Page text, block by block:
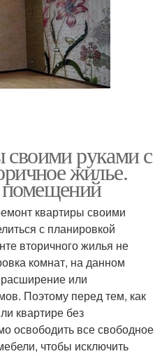
своими руками с
жилье.
квартиры своими
с планировкой
вторичного жилья не
комнат, на данном
или
Поэтому перед тем, как
квартире без
освободить все свободное
чтобы исключить